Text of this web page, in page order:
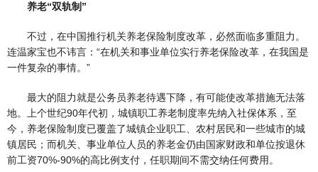
养老“双轨制”
不过，在中国推行机关养老保险制度改革，必然面临多重阻力。
连温家宝也不讳言：“在机关和事业单位实行养老保险改革，在我国是
一件复杂的事情。”
最大的阻力就是公务员养老待遇下降，有可能使改革措施无法落
地。上个世纪90年代初，城镇职工养老制度率先纳入社保体系，至
今，养老保险制度已覆盖了城镇企业职工、农村居民和一些城市的城
镇居民；而机关、事业单位人员的养老金仍由国家财政和单位按退休
前工资70%-90%的高比例支付，任职期间不需交纳任何费用。